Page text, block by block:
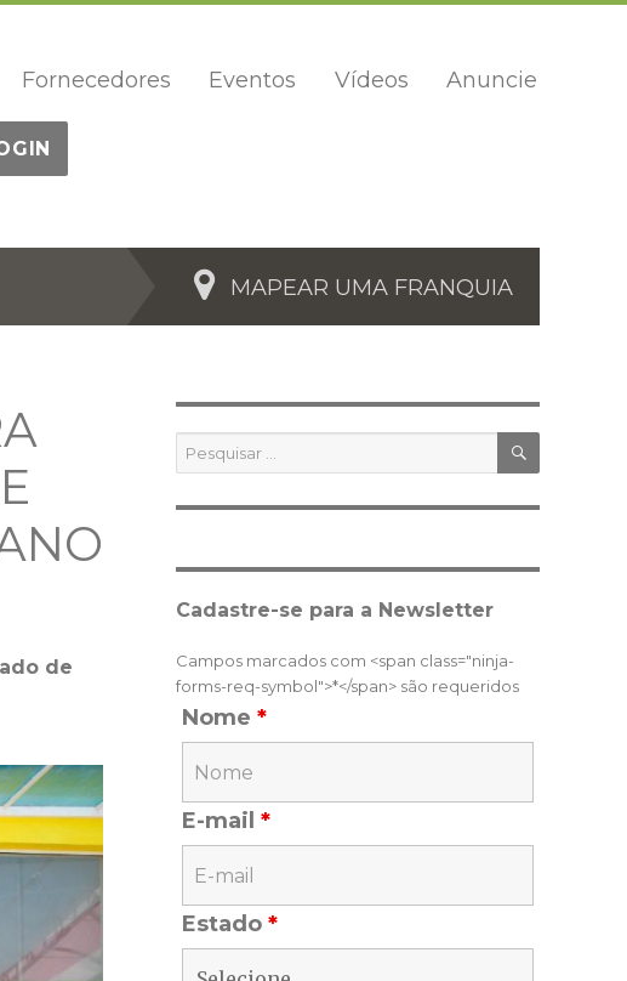
Fornecedores Eventos Vídeos Anuncie
MAPEAR UMA FRANQUIA
de
Pesquisar
por:
Cadastre-se para a Newsletter
Campos marcados com <span class="ninja-
forms-req-symbol">*</span> são requeridos
Nome *
E-mail *
Estado *